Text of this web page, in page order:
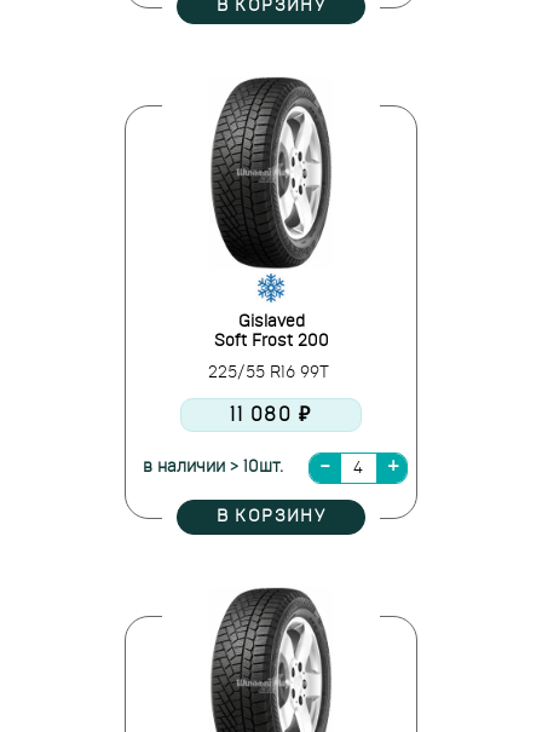
В КОРЗИНУ
Gislaved
Soft Frost 200
225/55 R16 99T
11 080 ₽
в наличии > 10шт.
В КОРЗИНУ